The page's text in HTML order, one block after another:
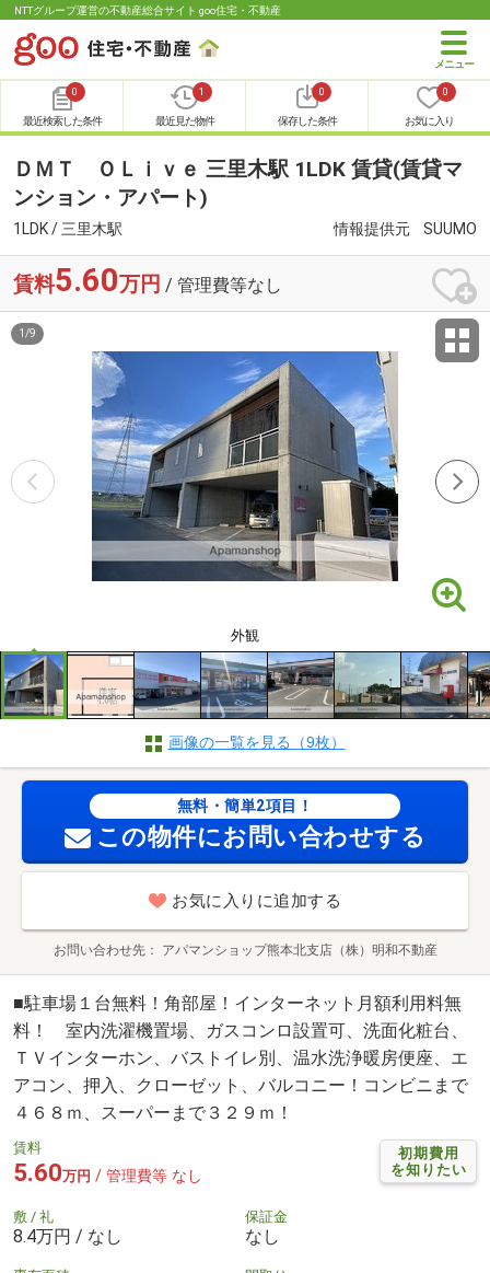
NTTグループ運営の不動産総合サイト goo住宅・不動産
0
最近検索した条件
1
最近見た物件
0
保存した条件
0
お気に入り
ＤＭＴ ＯＬｉｖｅ 三里木駅 1LDK 賃貸(賃貸マ
ンション・アパート)
1LDK / 三里木駅 情報提供元 SUUMO
賃料5.60万円 / 管理費等なし
外観
1 /9
画像の一覧を見る（9枚）
無料・簡単2項目！
この物件にお問い合わせする
お気に入りに追加する
お問い合わせ先 アパマンショップ熊本北支店（株）明和不動産
■駐車場１台無料！角部屋！インターネット月額利用料無
料！ 室内洗濯機置場、ガスコンロ設置可、洗面化粧台、
ＴＶインターホン、バストイレ別、温水洗浄暖房便座、エ
アコン、押入、クローゼット、バルコニー！コンビニまで
４６８ｍ、スーパーまで３２９ｍ！
初期費用
を知りたい
賃料
5.60万円 / 管理費等 なし
敷 / 礼
8.4万円 / なし
保証金
なし